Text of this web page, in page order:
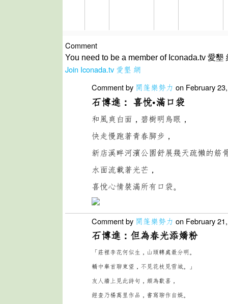
Comment
You need to be a member of Iconada.tv 愛墾
Join Iconada.tv 愛墾 網
Comment by 開篷樂勢力 on February
石博進： 喜悅•滿口袋
和風爽白面，碧樹明烏眼，
快走慢跑著青春腳步，
新店溪畔河濱公園舒展幾天疏懶的筋
水面流載著光芒，
喜悅心情裝滿所有口袋。
Comment by 開篷樂勢力 on February
石博進：但為春光添嬌粉
「莊裡李花何似生，山頭轉處最分明。
轎中舉首聊東望，不見花枝見雪城。」
友人牆上見此詩句，頗為歡喜，
經查乃楊萬里作品，書寫聊作自娛。